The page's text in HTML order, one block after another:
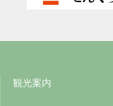
観光案内